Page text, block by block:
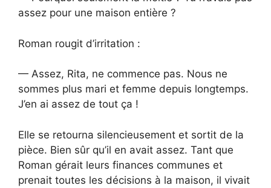
assez pour une maison entière ?
Roman rougit d’irritation :
— Assez, Rita, ne commence pas. Nous ne
sommes plus mari et femme depuis longtemps.
J’en ai assez de tout ça !
Elle se retourna silencieusement et sortit de la
pièce. Bien sûr qu’il en avait assez. Tant que
Roman gérait leurs finances communes et
prenait toutes les décisions à la maison, il vivait